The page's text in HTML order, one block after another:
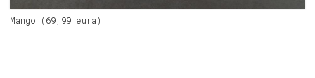
Mango (69,99 eura)